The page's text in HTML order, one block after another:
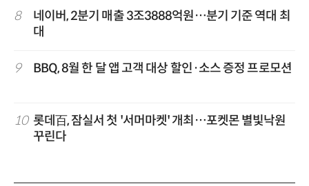
8
네이버, 2분기 매출 3조3888억원…분기 기준 역대 최
대
9 BBQ, 8월 한 달 앱 고객 대상 할인·소스 증정 프로모션
10 롯데百, 잠실서 첫 '서머마켓' 개최…포켓몬 별빛낙원
꾸린다